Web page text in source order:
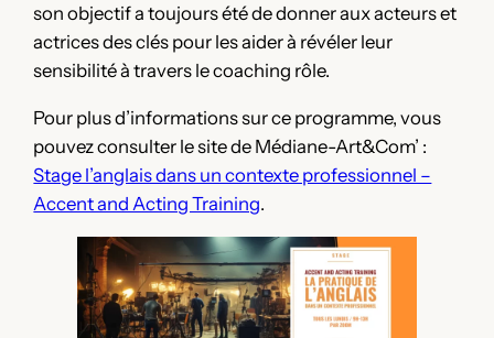
son objectif a toujours été de donner aux acteurs et
actrices des clés pour les aider à révéler leur
sensibilité à travers le coaching rôle.
Pour plus d’informations sur ce programme, vous
pouvez consulter le site de Médiane-Art&Com’ :
Stage l’anglais dans un contexte professionnel –
Accent and Acting Training.